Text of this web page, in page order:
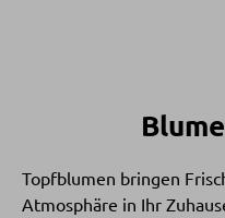
Topfblumen bringen
Atmosphäre in Ihr